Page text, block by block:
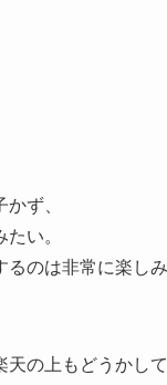
ず、
い。
のは非常に楽し
の上もどうかして